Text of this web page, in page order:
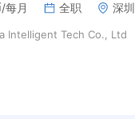
每月 全职 深圳
Intelligent Tech Co., Ltd